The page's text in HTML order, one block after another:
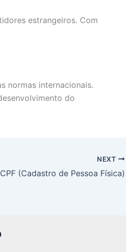
estrangeiros. Com
normas internacionais.
do
NEXT
(Cadastro de Pessoa Física)